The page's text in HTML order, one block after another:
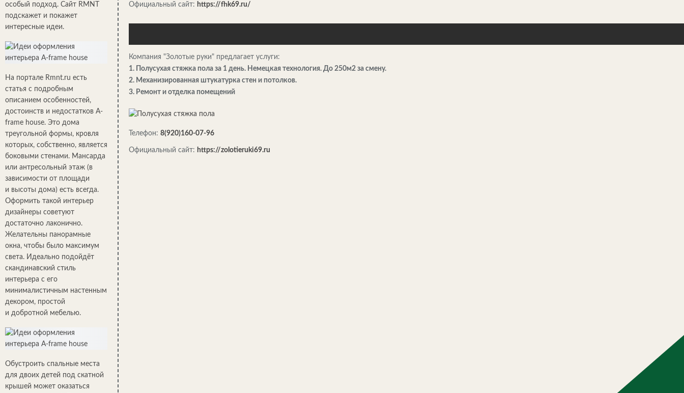
особый подход. Сайт RMNT
подскажет и покажет
интересные идеи.
На портале Rmnt.ru есть
статья с подробным
описанием особенностей,
достоинств и недостатков A-
frame house. Это дома
треугольной формы, кровля
которых, собственно, является
боковыми стенами. Мансарда
или антресольный этаж (в
зависимости от площади
и высоты дома) есть всегда.
Оформить такой интерьер
дизайнеры советуют
достаточно лаконично.
Желательны панорамные
окна, чтобы было максимум
света. Идеально подойдёт
скандинавский стиль
интерьера с его
минималистичным настенным
декором, простой
и добротной мебелью.
Обустроить спальные места
для двоих детей под скатной
крышей может оказаться
Официальный сайт: https://fhk69.ru/
Компания "Золотые руки" предлагает услуги:
1. Полусухая стяжка пола за 1 день. Немецкая технология. До 250м2 за смену.
2. Механизированная штукатурка стен и потолков.
3. Ремонт и отделка помещений
Телефон: 8(920)160-07-96
Официальный сайт: https://zolotieruki69.ru